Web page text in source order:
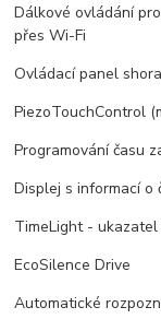
Dálkové ovládání
přes Wi-Fi
Ovládací panel shora
PiezoTouchControl
Programování času
Displej s informací o
TimeLight -
EcoSilence Drive
Automatické